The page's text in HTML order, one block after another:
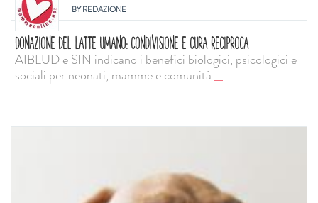
BYREDAZIONE
DONAZIONE DEL LATTE UMANO: CONDIVISIONE E CURA RECIPROCA
AIBLUD e SIN indicano i benefici biologici, psicologici e
sociali per neonati, mamme e comunità...